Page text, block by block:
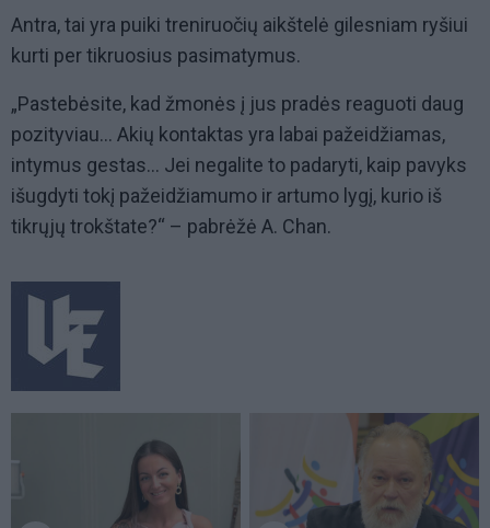
Antra, tai yra puiki treniruočių aikštelė gilesniam ryšiui
kurti per tikruosius pasimatymus.
„Pastebėsite, kad žmonės į jus pradės reaguoti daug
pozityviau... Akių kontaktas yra labai pažeidžiamas,
intymus gestas... Jei negalite to padaryti, kaip pavyks
išugdyti tokį pažeidžiamumo ir artumo lygį, kurio iš
tikrųjų trokštate?“ – pabrėžė A. Chan.